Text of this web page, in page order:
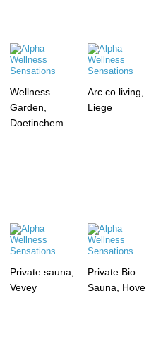
Wellness
Garden,
Doetinchem
Arc co living,
Liege
Private sauna,
Vevey
Private Bio
Sauna, Hove